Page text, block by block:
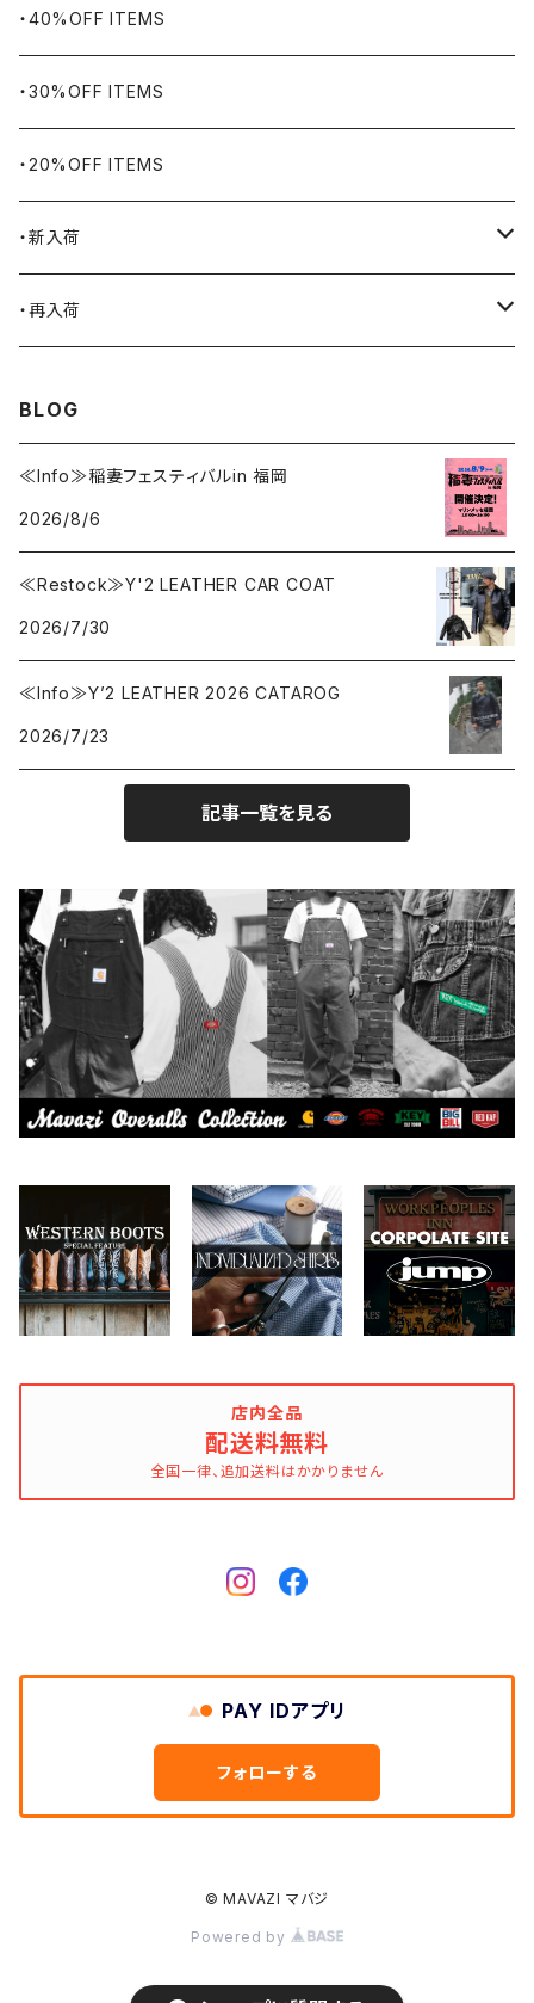
BHADUR
Bills KHAKIS
BLUCO
Blundstone
BLACK JACK BOOTS
CAMBER
CONVERSE
Crescent Down Works
DARN TOUGH VERMONT
Dickies
DULUTH PACK
Easymoc
FERNAND LEATHER
FILSON
ネックレス・ペンダント
ピンズ・ブローチ
腕時計
アウトドア用品
ナバホラグ・ビンテージラグ
ブランケット
食品
ライター
エプロン
本、写真集
・40%OFF ITEMS
・30%OFF ITEMS
・20%OFF ITEMS
・新入荷
2026.7.31
2026.7.6
・再入荷
2026.7.30
BLOG
≪Info≫稲妻フェスティバルin 福岡
2026/8/6
≪Restock≫Y'2 LEATHER CAR COAT
2026/7/30
≪Info≫Y’2 LEATHER 2026 CATAROG
2026/7/23
記事一覧を見る
店内全品
配送料無料
全国一律、追加送料はかかりません
PAY IDアプリ
フォローする
© MAVAZI マバジ
Powered by